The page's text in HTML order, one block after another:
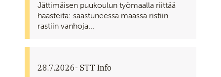
Jättimäisen puukoulun työmaalla riittää
haasteita: saastuneessa maassa ristiin
rastiin vanhoja...
28.7.2026- STT Info